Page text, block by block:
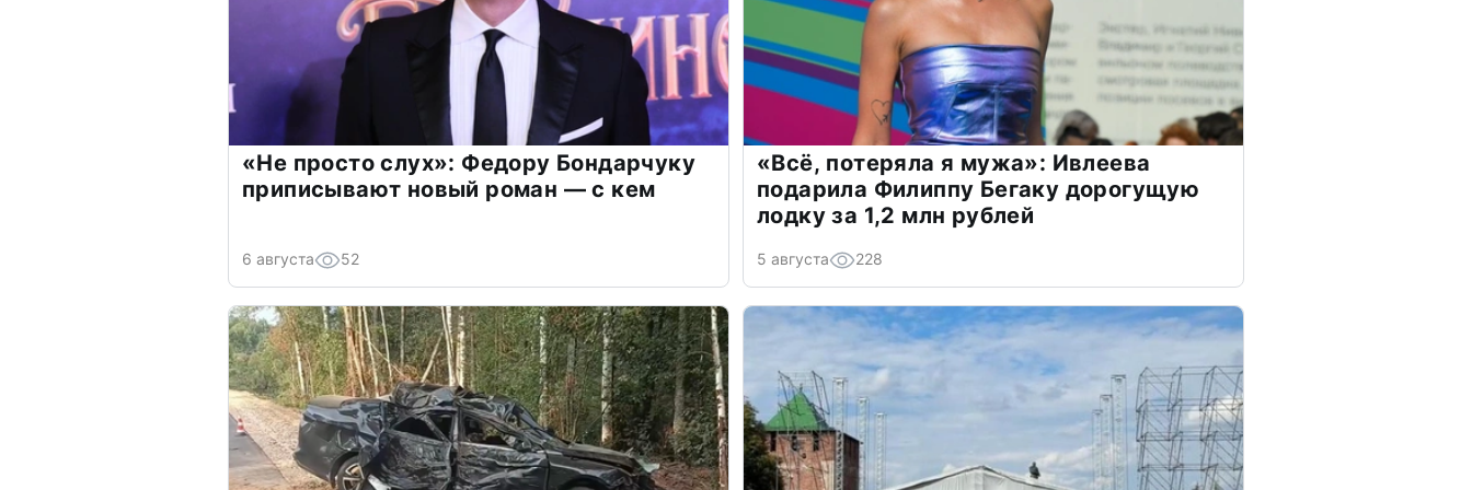
«Не просто слух»: Федору Бондарчуку
приписывают новый роман — с кем
6 августа 52
«Всё, потеряла я мужа»: Ивлеева
подарила Филиппу Бегаку дорогущую
лодку за 1,2 млн рублей
5 августа 228